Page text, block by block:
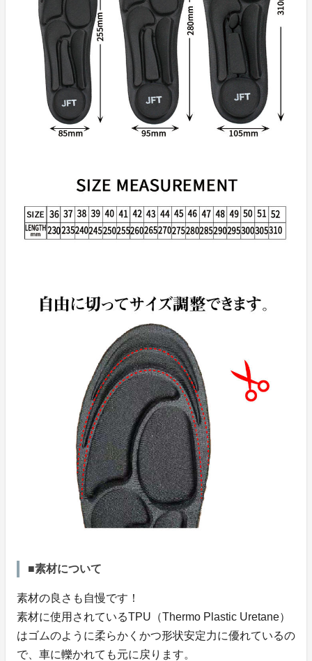
■素材について
素材の良さも自慢です！
素材に使用されているTPU（Thermo Plastic Uretane）
はゴムのように柔らかくかつ形状安定力に優れているの
で、車に轢かれても元に戻ります。